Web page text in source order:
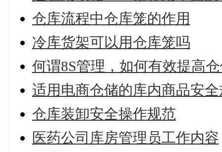
仓库流程中仓库笼的作用
冷库货架可以用仓库笼吗
何谓8S管理，如何有效提高
适用电商仓储的库内商品安
仓库装卸安全操作规范
医药公司库房管理员工作内容